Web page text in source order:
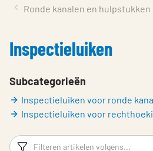
Contact
Inloggen
Choose languge
Ronde kanalen en hulpstukken
Inspectieluiken
Subcategorieën
Inspectieluiken voor ronde
Inspectieluiken voor
Filters